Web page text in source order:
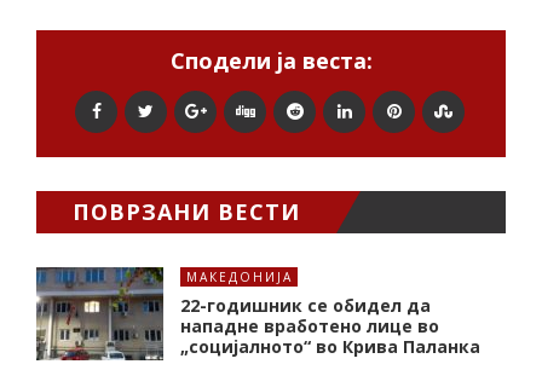
Сподели ја веста:
ПОВРЗАНИ ВЕСТИ
МАКЕДОНИЈА
22-годишник се обидел да
нападне вработено лице во
„социјалното“ во Крива Паланка